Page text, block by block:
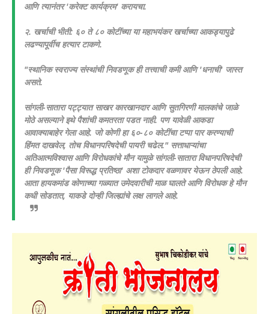
आणि त्यानंतर 'करेक्ट कार्यक्रम' करायचा.
२. खर्चाची भीती: ६० ते ८० कोटींच्या या महाभयंकर खर्चाच्या आकड्यापुढे
लढण्यापूर्वीच हत्यार टाकणे.
​"स्थानिक स्वराज्य संस्थांची निवडणूक ही तत्त्वाची कमी आणि 'धनाची' जास्त
असते.
सांगली-सातारा पट्ट्यात साखर कारखानदार आणि सुतगिरणी मालकांचे जाळे
मोठे असल्याने इथे पैशांची कमतरता पडत नाही. पण यावेळी आकडा
आवाक्याबाहेर गेला आहे. जो कोणी हा ६०-८० कोटींचा टप्पा पार करण्याची
हिंमत दाखवेल, तोच विधानपरिषदेची पायरी चढेल." सत्ताधाऱ्यांचा
अतिआत्मविश्वास आणि विरोधकांचे मौन यामुळे सांगली-सातारा विधानपरिषदेची
ही निवडणूक 'पैसा विरूद्ध प्रतिष्ठा' अशा टोकदार वळणावर येऊन ठेपली आहे.
आता हायकमांड कोणाच्या गळ्यात उमेदवारीची माळ घालते आणि विरोधक हे मौन
कधी सोडतात, याकडे दोन्ही जिल्ह्यांचे लक्ष लागले आहे.